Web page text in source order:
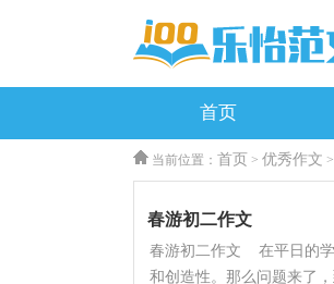
首页
当前位置： 首页 > 优秀作文 >
春游初二作文
春游初二作文 在平日的学
和创造性。那么问题来了